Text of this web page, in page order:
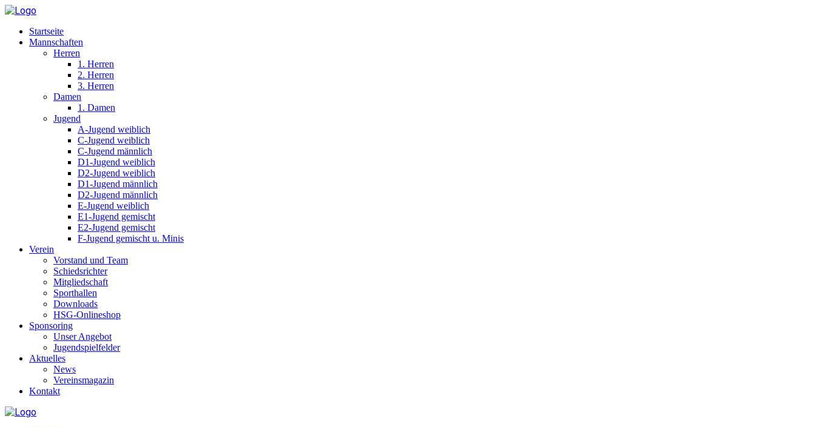
Startseite
Mannschaften
Herren
1. Herren
2. Herren
3. Herren
Damen
1. Damen
Jugend
A-Jugend weiblich
C-Jugend weiblich
C-Jugend männlich
D1-Jugend weiblich
D2-Jugend weiblich
D1-Jugend männlich
D2-Jugend männlich
E-Jugend weiblich
E1-Jugend gemischt
E2-Jugend gemischt
F-Jugend gemischt u. Minis
Verein
Vorstand und Team
Schiedsrichter
Mitgliedschaft
Sporthallen
Downloads
HSG-Onlineshop
Sponsoring
Unser Angebot
Jugendspielfelder
Aktuelles
News
Vereinsmagazin
Kontakt